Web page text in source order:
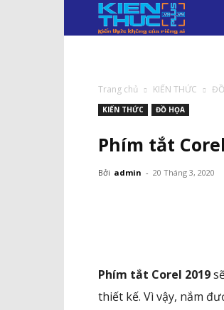
KIẾN
PLUS.VN
Trang chủ KIẾN THỨC
KIẾN THỨC ĐỒ HỌA
Phím tắt
Bởi admin - 20 Tháng 3, 2020
Phím tắt Corel 2019
thiết kế. Vì vậy, nắm